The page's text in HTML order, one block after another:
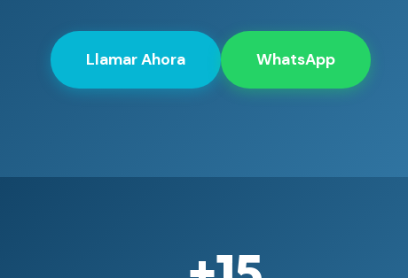
Llamar Ahora WhatsApp